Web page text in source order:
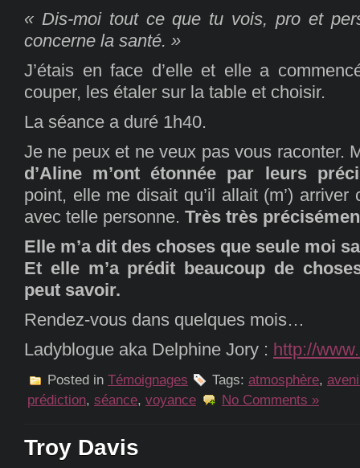
« Dis-moi tout ce que tu vois, pro et
concerne la santé. »
J’étais en face d’elle et elle a
couper, les étaler sur la table et choisir.
La séance a duré 1h40.
Je ne peux et ne veux pas vous raconter.
d’Aline m’ont étonnée par leurs
point, elle me disait qu’il allait (m’)
avec telle personne. Très très
Elle m’a dit des choses que seule moi
Et elle m’a prédit beaucoup de
peut savoir.
Rendez-vous dans quelques mois…
Ladyblogue aka Delphine Jory : http://
Posted in Témoignages Tags: atmosphère,
prédiction, séance, voyance No Comments »
Troy Davis